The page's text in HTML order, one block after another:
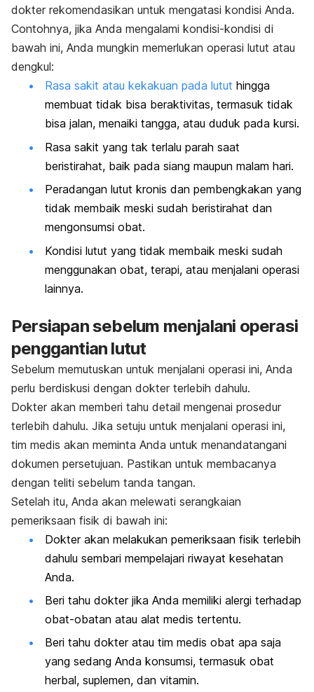
dokter rekomendasikan untuk mengatasi kondisi Anda.
Contohnya, jika Anda mengalami kondisi-kondisi di
bawah ini, Anda mungkin memerlukan operasi lutut atau
dengkul:
Rasa sakit atau kekakuan pada lutut hingga
membuat tidak bisa beraktivitas, termasuk tidak
bisa jalan, menaiki tangga, atau duduk pada kursi.
Rasa sakit yang tak terlalu parah saat
beristirahat, baik pada siang maupun malam hari.
Peradangan lutut kronis dan pembengkakan yang
tidak membaik meski sudah beristirahat dan
mengonsumsi obat.
Kondisi lutut yang tidak membaik meski sudah
menggunakan obat, terapi, atau menjalani operasi
lainnya.
Persiapan sebelum menjalani operasi
penggantian lutut
Sebelum memutuskan untuk menjalani operasi ini, Anda
perlu berdiskusi dengan dokter terlebih dahulu.
Dokter akan memberi tahu detail mengenai prosedur
terlebih dahulu. Jika setuju untuk menjalani operasi ini,
tim medis akan meminta Anda untuk menandatangani
dokumen persetujuan. Pastikan untuk membacanya
dengan teliti sebelum tanda tangan.
Setelah itu, Anda akan melewati serangkaian
pemeriksaan fisik di bawah ini:
Dokter akan melakukan pemeriksaan fisik terlebih
dahulu sembari mempelajari riwayat kesehatan
Anda.
Beri tahu dokter jika Anda memiliki alergi terhadap
obat-obatan atau alat medis tertentu.
Beri tahu dokter atau tim medis obat apa saja
yang sedang Anda konsumsi, termasuk obat
herbal, suplemen, dan vitamin.